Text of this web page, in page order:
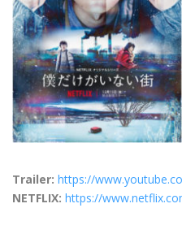
Trailer: https://
NETFLIX: https://